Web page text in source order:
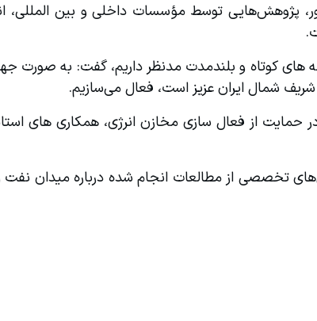
شمال ایران عزیز است، فعال می‌سازیم.